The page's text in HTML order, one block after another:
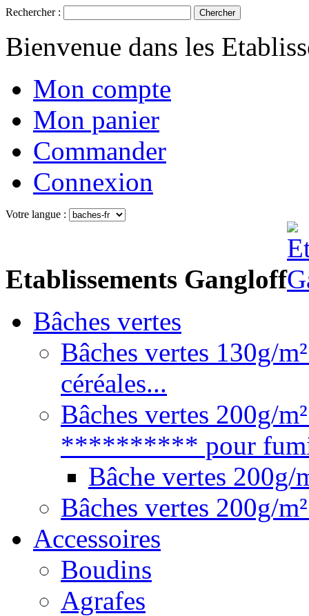
Rechercher : Chercher
Bienvenue dans les
Mon compte
Mon panier
Commander
Connexion
Votre langue :
Etablissements Gangloff
Bâches vertes
Bâches vertes 130g/
céréales...
Bâches vertes 200g/
********** pour
Bâche vertes
Bâches vertes 200g/
Accessoires
Boudins
Agrafes